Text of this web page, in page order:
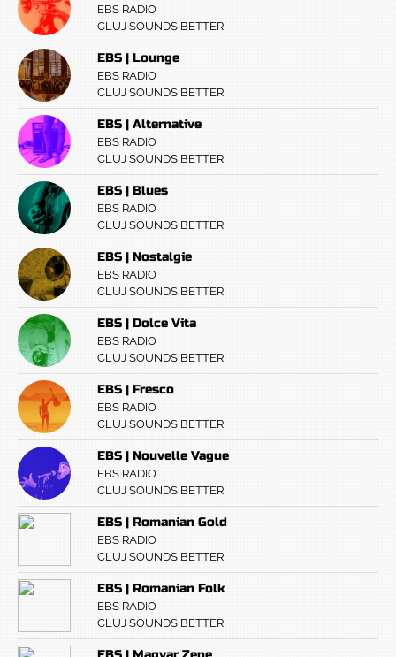
EBS RADIO
CLUJ SOUNDS BETTER
EBS | Lounge
EBS RADIO
CLUJ SOUNDS BETTER
EBS | Alternative
EBS RADIO
CLUJ SOUNDS BETTER
EBS | Blues
EBS RADIO
CLUJ SOUNDS BETTER
EBS | Nostalgie
EBS RADIO
CLUJ SOUNDS BETTER
EBS | Dolce Vita
EBS RADIO
CLUJ SOUNDS BETTER
EBS | Fresco
EBS RADIO
CLUJ SOUNDS BETTER
EBS | Nouvelle Vague
EBS RADIO
CLUJ SOUNDS BETTER
EBS | Romanian Gold
EBS RADIO
CLUJ SOUNDS BETTER
EBS | Romanian Folk
EBS RADIO
CLUJ SOUNDS BETTER